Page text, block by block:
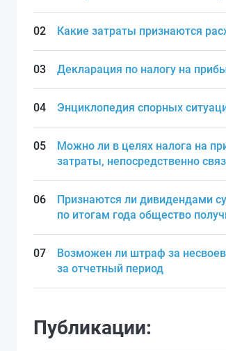
Какие затраты признаются
Декларация по налогу на
Энциклопедия спорных
Можно ли в целях налога на
затраты, непосредственно
Признаются ли дивидендами
по итогам года общество
Возможен ли штраф за
за отчетный период
Публикации: